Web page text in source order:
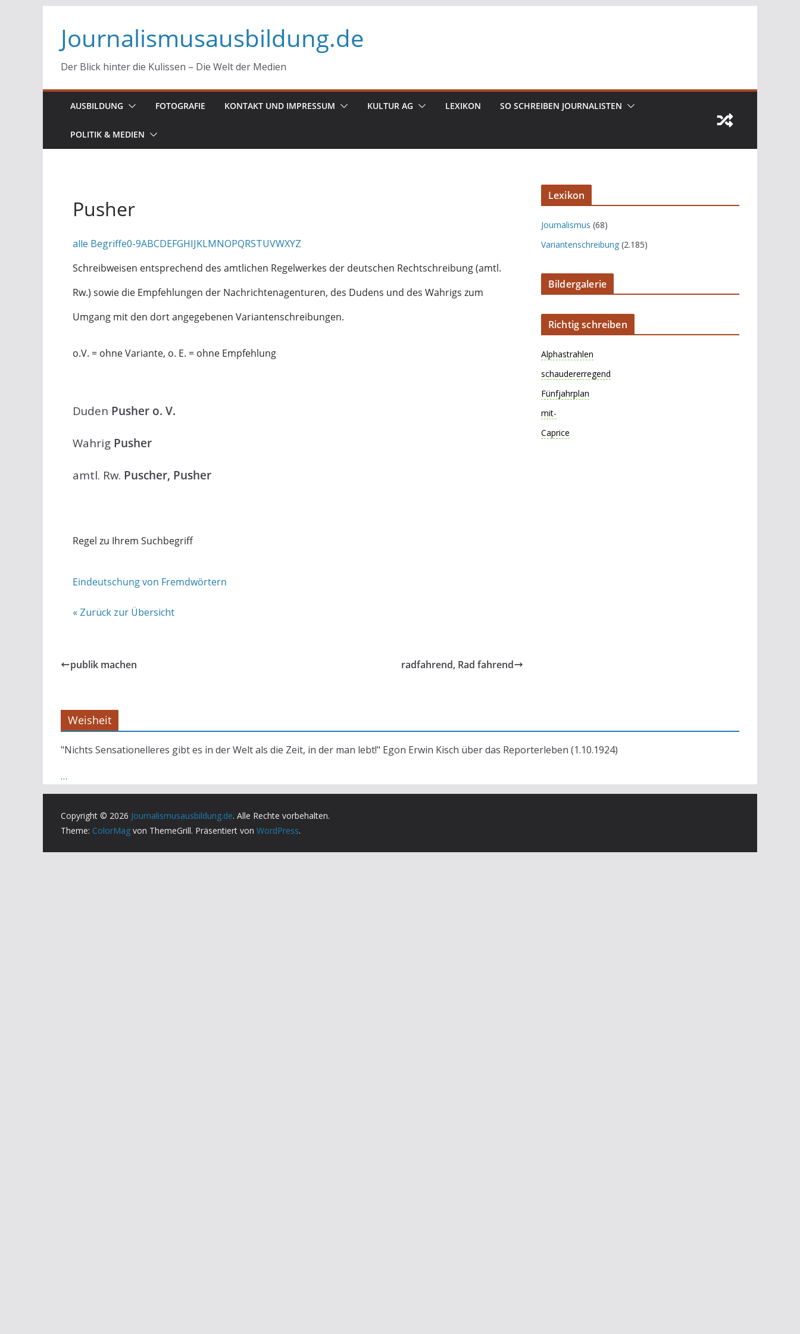
Inhalt
springen
Journalismusausbildung.de
Der Blick hinter die Kulissen – Die Welt der Medien
AUSBILDUNG FOTOGRAFIE KONTAKT UND IMPRESSUM KULTUR AG LEXIKON SO SCHREIBEN JOURNALISTEN
POLITIK & MEDIEN
Pusher
alle Begriffe0-9ABCDEFGHIJKLMNOPQRSTUVWXYZ
Schreibweisen entsprechend des amtlichen Regelwerkes der deutschen Rechtschreibung (amtl.
Rw.) sowie die Empfehlungen der Nachrichtenagenturen, des Dudens und des Wahrigs zum
Umgang mit den dort angegebenen Variantenschreibungen.
o.V. = ohne Variante, o. E. = ohne Empfehlung
Duden Pusher o. V.
Wahrig Pusher
amtl. Rw. Puscher, Pusher
Regel zu Ihrem Suchbegriff
Eindeutschung von Fremdwörtern
« Zurück zur Übersicht
publik machen radfahrend, Rad fahrend
Lexikon
Journalismus (68)
Variantenschreibung (2.185)
Bildergalerie
Richtig schreiben
Alphastrahlen
schaudererregend
Fünfjahrplan
mit-
Caprice
Weisheit
"Nichts Sensationelleres gibt es in der Welt als die Zeit, in der man lebt!" Egon Erwin Kisch über das Reporterleben (1.10.1924)
…
Copyright © 2026 Journalismusausbildung.de. Alle Rechte vorbehalten.
Theme: ColorMag von ThemeGrill. Präsentiert von WordPress.